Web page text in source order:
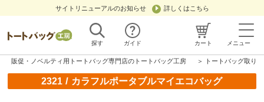
サイトリニューアルのお知らせ 詳しくはこちら
探す ガイド カート メニュー
販促・ノベルティ用トートバッグ専門店のトートバッグ工房 ＞ トートバッグ取り
2321 / カラフルポータブルマイエコバッグ